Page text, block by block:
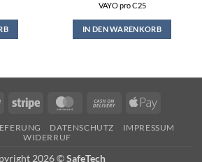
VAYO pro C25
IN DEN WARENKORB
PayPal Stripe MasterCardCash
Delivery
Apple
DATENSCHUTZ
IMPRESSUM
WIDERRUF
2026 ©SafeTech